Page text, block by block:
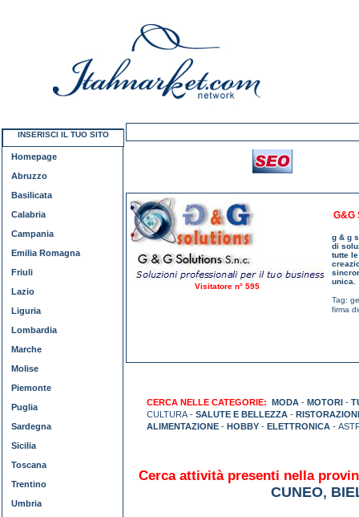
Visitatore n° 595
G&G
g & g
di
tutte
unica.
Tag:
firma
CERCA NELLE CATEGORIE: MODA - MOTORI -
CULTURA - SALUTE E BELLEZZA -
ALIMENTAZIONE - HOBBY - ELETTRONICA -
Cerca attività presenti nella
CUNEO,
INSERISCI IL TUO SITO
Homepage
Abruzzo
Basilicata
Calabria
Campania
Emilia Romagna
Friuli
Lazio
Liguria
Lombardia
Marche
Molise
Piemonte
Puglia
Sardegna
Sicilia
Toscana
Trentino
Umbria